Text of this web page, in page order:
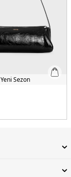
Yeni Sezon